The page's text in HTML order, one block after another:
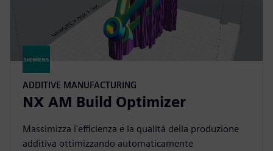
ADDITIVE MANUFACTURING
NX AM Build Optimizer
Massimizza l'efficienza e la qualità della produzione
additiva ottimizzando automaticamente